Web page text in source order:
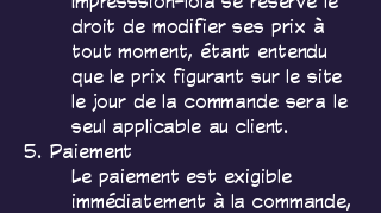
droit de modifier ses prix à
tout moment, étant entendu
que le prix figurant sur le site
le jour de la commande sera le
seul applicable au client.
5. Paiement
Le paiement est exigible
immédiatement à la commande,